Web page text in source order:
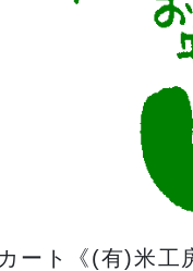
ート《(有)米工